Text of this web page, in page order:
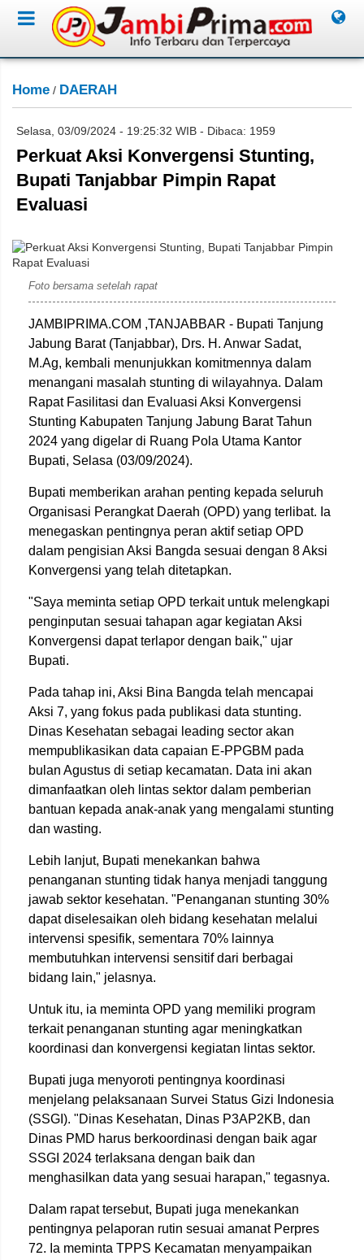
Home / DAERAH
Selasa, 03/09/2024 - 19:25:32 WIB - Dibaca: 1959
Perkuat Aksi Konvergensi Stunting,
Bupati Tanjabbar Pimpin Rapat
Evaluasi
Foto bersama setelah rapat
JAMBIPRIMA.COM ,TANJABBAR - Bupati Tanjung
Jabung Barat (Tanjabbar), Drs. H. Anwar Sadat,
M.Ag, kembali menunjukkan komitmennya dalam
menangani masalah stunting di wilayahnya. Dalam
Rapat Fasilitasi dan Evaluasi Aksi Konvergensi
Stunting Kabupaten Tanjung Jabung Barat Tahun
2024 yang digelar di Ruang Pola Utama Kantor
Bupati, Selasa (03/09/2024).
Bupati memberikan arahan penting kepada seluruh
Organisasi Perangkat Daerah (OPD) yang terlibat. Ia
menegaskan pentingnya peran aktif setiap OPD
dalam pengisian Aksi Bangda sesuai dengan 8 Aksi
Konvergensi yang telah ditetapkan.
"Saya meminta setiap OPD terkait untuk melengkapi
penginputan sesuai tahapan agar kegiatan Aksi
Konvergensi dapat terlapor dengan baik," ujar
Bupati.
Pada tahap ini, Aksi Bina Bangda telah mencapai
Aksi 7, yang fokus pada publikasi data stunting.
Dinas Kesehatan sebagai leading sector akan
mempublikasikan data capaian E-PPGBM pada
bulan Agustus di setiap kecamatan. Data ini akan
dimanfaatkan oleh lintas sektor dalam pemberian
bantuan kepada anak-anak yang mengalami stunting
dan wasting.
Lebih lanjut, Bupati menekankan bahwa
penanganan stunting tidak hanya menjadi tanggung
jawab sektor kesehatan. "Penanganan stunting 30%
dapat diselesaikan oleh bidang kesehatan melalui
intervensi spesifik, sementara 70% lainnya
membutuhkan intervensi sensitif dari berbagai
bidang lain," jelasnya.
Untuk itu, ia meminta OPD yang memiliki program
terkait penanganan stunting agar meningkatkan
koordinasi dan konvergensi kegiatan lintas sektor.
Bupati juga menyoroti pentingnya koordinasi
menjelang pelaksanaan Survei Status Gizi Indonesia
(SSGI). "Dinas Kesehatan, Dinas P3AP2KB, dan
Dinas PMD harus berkoordinasi dengan baik agar
SSGI 2024 terlaksana dengan baik dan
menghasilkan data yang sesuai harapan," tegasnya.
Dalam rapat tersebut, Bupati juga menekankan
pentingnya pelaporan rutin sesuai amanat Perpres
72. Ia meminta TPPS Kecamatan menyampaikan